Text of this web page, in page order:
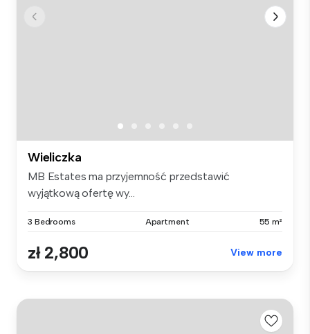
Wieliczka
MB Estates ma przyjemność przedstawić
wyjątkową ofertę wy...
3 Bedrooms Apartment 55 m²
zł 2,800 View more